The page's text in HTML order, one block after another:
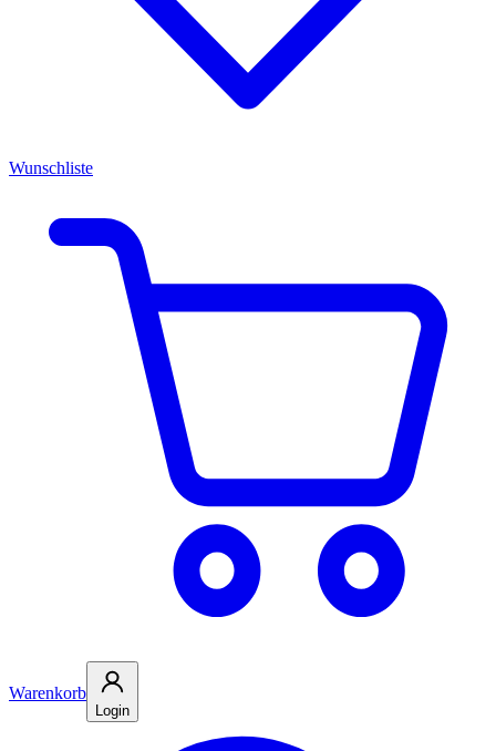
Wunschliste
Warenkorb
Login